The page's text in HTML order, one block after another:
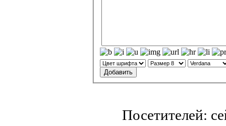
Посетителей: